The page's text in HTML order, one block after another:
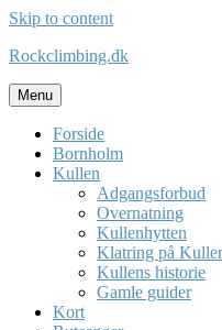
Skip to content
Rockclimbing.dk
Menu
Forside
Bornholm
Kullen
Adgangsforbud
Overnatning
Kullenhytten
Klatring på
Kullens historie
Gamle guider
Kort